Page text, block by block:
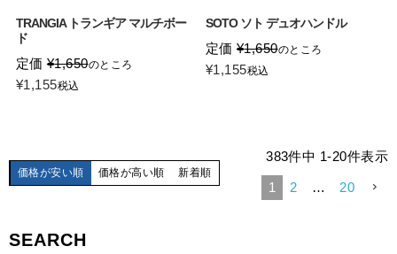
SEARCH
TRANGIA トランギア マルチボー
ド
定価 ¥1,650のところ
¥1,155税込
SOTO ソト デュオハンドル
定価 ¥1,650のところ
¥1,155税込
価格が安い順 価格が高い順 新着順
383件中 1-20件表示
1 2 … 20